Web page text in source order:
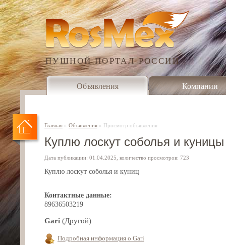
ПУШНОЙ ПОРТАЛ РОССИИ
Объявления Компании
Главная » Объявления » Просмотр объявления
Куплю лоскут соболья и
Дата публикации: 01.04.2025, количество просмотров: 723
Куплю лоскут соболья и куниц
Контактные данные:
89636503219
Gari (Другой)
Подробная информация о Gari